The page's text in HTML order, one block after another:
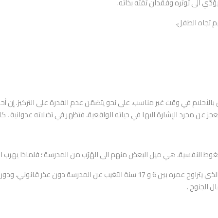
تجاه الطفل.
في وقت غير مناسب، على نحو يتضمّن عدم القدرة على التركيز. إن
عن مجرد الإشارة اليها في حياته الواقعية، فتظهر في تخيلاته
النفسية، هي ميل البعض منهم الى الهَرَب من المدرسة ؛ فلماذا
يُعَرّف الهرب من المدرسة بأنه حالة يتعمّد فيها الفرد الذي يتراوح عمره بين 6 و 17
الجنوح .